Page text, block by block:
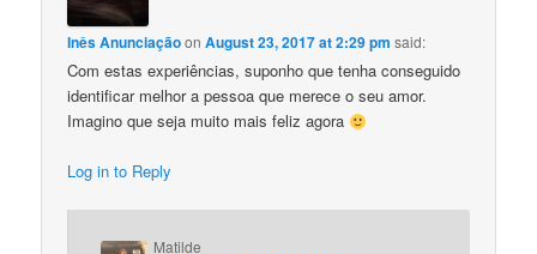
Inês AnunciaçãoonAugust 23, 2017 at 2:29 pm said:
Com estas experiências, suponho que tenha conseguido
identificar melhor a pessoa que merece o seu amor.
Imagino que seja muito mais feliz agora
Log in to Reply
Matilde